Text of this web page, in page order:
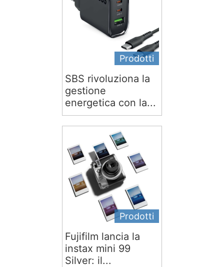
Prodotti
SBS rivoluziona la
gestione
energetica con la...
Prodotti
Fujifilm lancia la
instax mini 99
Silver: il...